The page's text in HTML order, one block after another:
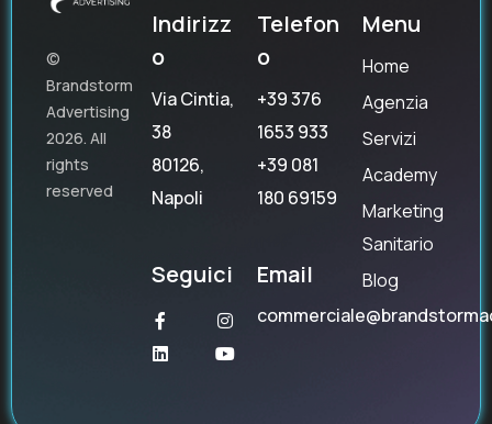
©
Brandstorm
Advertising
2026. All
rights
reserved
Indirizz
o
Via Cintia,
38
80126,
Napoli
Seguici
Telefon
o
+39 376
1653 933
+39 081
180 69159
Email
Menu
Home
Agenzia
Servizi
Academy
Marketing
Sanitario
Blog